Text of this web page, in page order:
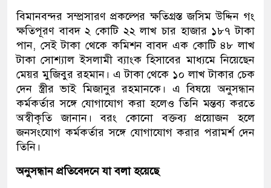
বিমানবন্দর সম্প্রসারণ প্রকল্পের ক্ষতিগ্রস্ত জসিম উদ্দিন গং
ক্ষতিপূরণ বাবদ ২ কোটি ২২ লাখ চার হাজার ১৮৭ টাকা
পান, সেই টাকা থেকে কমিশন বাবদ এক কোটি ৪৮ লাখ
টাকা সোশ্যাল ইসলামী ব্যাংক হিসাবের মাধ্যমে নিয়েছেন
মেয়র মুজিবুর রহমান। এ টাকা থেকে ১০ লাখ টাকার চেক
দেন স্ত্রীর ভাই মিজানুর রহমানকে। এ বিষয়ে অনুসন্ধান
কর্মকর্তার সঙ্গে যোগাযোগ করা হলেও তিনি মন্তব্য করতে
অস্বীকৃতি জানান। বরং কোনো বক্তব্য প্রয়োজন হলে
জনসংযোগ কর্মকর্তার সঙ্গে যোগাযোগ করার পরামর্শ দেন
তিনি।
অনুসন্ধান প্রতিবেদনে যা বলা হয়েছে